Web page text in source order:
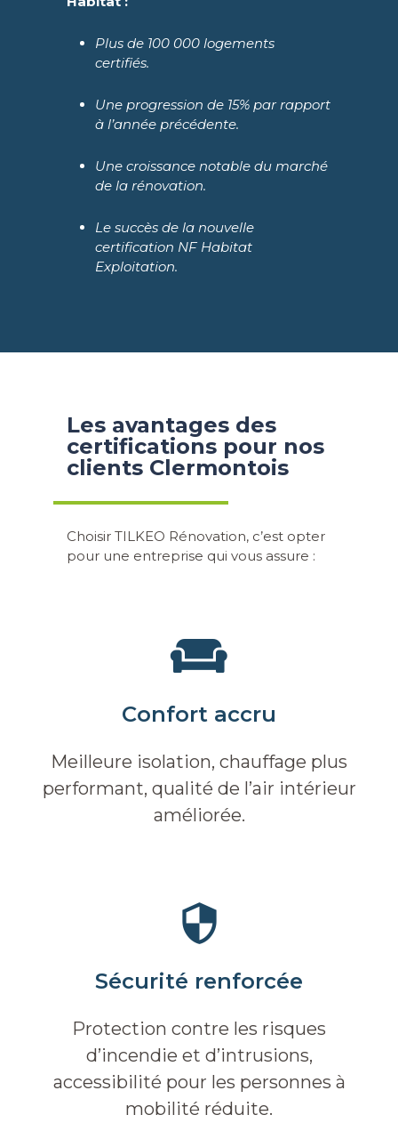
Plus de 100 000 logements
certifiés.
Une progression de 15% par rapport
à l’année précédente.
Une croissance notable du marché
de la rénovation.
Le succès de la nouvelle
certification NF Habitat
Exploitation.
Les avantages des
certifications pour nos
clients Clermontois
Choisir TILKEO Rénovation, c’est opter
pour une entreprise qui vous assure :
Confort accru
Meilleure isolation, chauffage plus
performant, qualité de l’air intérieur
améliorée.
Sécurité renforcée
Protection contre les risques
d’incendie et d’intrusions,
accessibilité pour les personnes à
mobilité réduite.